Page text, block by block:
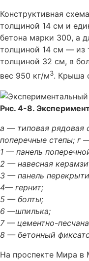
Конструктивная
толщиной 14 см и
бетона марки 300, а
толщиной 14 см — из
толщиной 32 см, в
вес 950 кг/м3. Крыша
Рнс. 4-8.
а — типовая рядовая
поперечные степы; г
1 — панель
2 — навесная
3 — панель
4— гернит;
5 — болты;
6 —шпилька;
7 — цементно-
8 — бетонный
На проспекте Мира в